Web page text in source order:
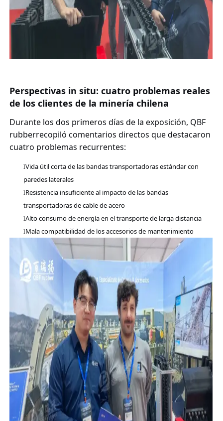
Perspectivas in situ: cuatro problemas reales
de los clientes de la minería chilena
Durante los dos primeros días de la exposición, QBF
rubberrecopiló comentarios directos que destacaron
cuatro problemas recurrentes:
lVida útil corta de las bandas transportadoras estándar con
paredes laterales
lResistencia insuficiente al impacto de las bandas
transportadoras de cable de acero
lAlto consumo de energía en el transporte de larga distancia
lMala compatibilidad de los accesorios de mantenimiento